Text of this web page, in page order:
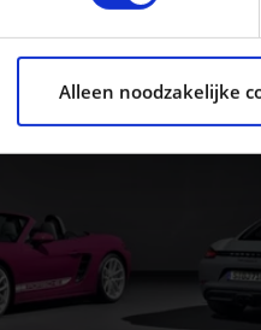
We gebruiken cookies om
ons websiteverkeer te
social media, adverteren
aan ze heeft verstrekt of
Alleen noodzakelijke